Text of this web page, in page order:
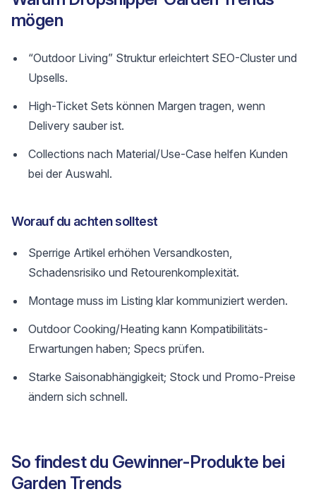
mögen
“Outdoor Living” Struktur erleichtert SEO-Cluster und
Upsells.
High-Ticket Sets können Margen tragen, wenn
Delivery sauber ist.
Collections nach Material/Use-Case helfen Kunden
bei der Auswahl.
Worauf du achten solltest
Sperrige Artikel erhöhen Versandkosten,
Schadensrisiko und Retourenkomplexität.
Montage muss im Listing klar kommuniziert werden.
Outdoor Cooking/Heating kann Kompatibilitäts-
Erwartungen haben; Specs prüfen.
Starke Saisonabhängigkeit; Stock und Promo-Preise
ändern sich schnell.
So findest du Gewinner-Produkte bei
Garden Trends